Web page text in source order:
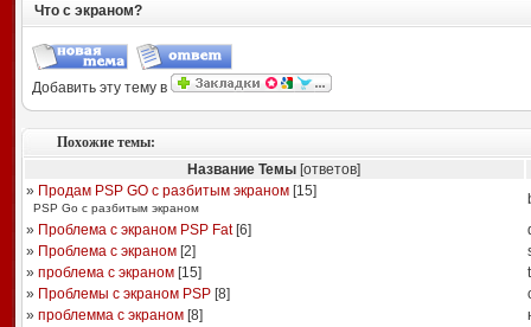
Что с экраном?
Добавить эту тему в
Похожие темы:
Название Темы [ответов]
» Продам PSP GO с разбитым экраном[15]
PSP Go с разбитым экраном
» Проблема с экраном PSP Fat[6]
» Проблема с экраном[2]
» проблема с экраном[15]
» Проблемы с экраном PSP[8]
» проблемма с экраном[8]